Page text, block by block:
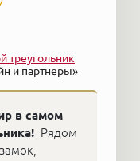
и партнеры»
треугольник
в самом
Рядом